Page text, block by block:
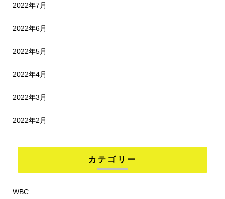
2022年7月
2022年6月
2022年5月
2022年4月
2022年3月
2022年2月
カテゴリー
WBC